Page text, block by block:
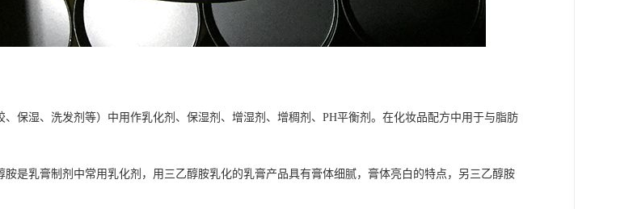
保湿、洗发剂等）中用作乳化剂、保湿剂、增湿剂、增稠剂、PH平衡剂。在化妆品配方中用于与脂肪
胺是乳膏制剂中常用乳化剂，用三乙醇胺乳化的乳膏产品具有膏体细腻，膏体亮白的特点，另三乙醇胺